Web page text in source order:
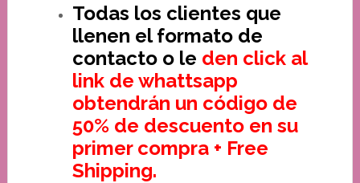
Todas los clientes que
llenen el formato de
contacto o le den click al
link de whattsapp
obtendrán un código de
50% de descuento en su
primer compra + Free
Shipping.